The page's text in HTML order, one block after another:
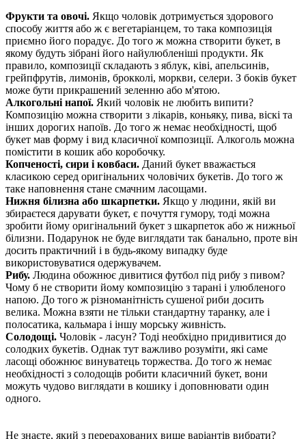
Фрукти та овочі. Якщо чоловік дотримується здорового
способу життя або ж є вегетаріанцем, то така композиція
приємно його порадує. До того ж можна створити букет, в
якому будуть зібрані його найулюбленіші продукти. Як
правило, композиції складають з яблук, ківі, апельсинів,
грейпфрутів, лимонів, брокколі, моркви, селери. З боків букет
може бути прикрашений зеленню або м'ятою.
Алкогольні напої. Який чоловік не любить випити?
Композицію можна створити з лікарів, коньяку, пива, віскі та
інших дорогих напоїв. До того ж немає необхідності, щоб
букет мав форму і вид класичної композиції. Алкоголь можна
помістити в кошик або коробочку.
Копченості, сири і ковбаси. Даний букет вважається
класикою серед оригінальних чоловічих букетів. До того ж
таке наповнення стане смачним ласощами.
Нижня білизна або шкарпетки. Якщо у людини, якій ви
збираєтеся дарувати букет, є почуття гумору, тоді можна
зробити йому оригінальний букет з шкарпеток або ж нижньої
білизни. Подарунок не буде виглядати так банально, проте він
досить практичний і в будь-якому випадку буде
використовуватися одержувачем.
Рибу. Людина обожнює дивитися футбол під рибу з пивом?
Чому б не створити йому композицію з тарані і улюбленого
напою. До того ж різноманітність сушеної риби досить
велика. Можна взяти не тільки стандартну таранку, але і
полосатика, кальмара і іншу морську живність.
Солодощі. Чоловік - ласун? Тоді необхідно придивитися до
солодких букетів. Однак тут важливо розуміти, які саме
ласощі обожнює винуватець торжества. До того ж немає
необхідності з солодощів робити класичний букет, вони
можуть чудово виглядати в кошику і доповнювати один
одного.
Не знаєте, який з перерахованих вище варіантів вибрати?